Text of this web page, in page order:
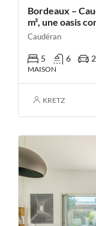
Bordeaux –
m², une oasis
Caudéran
5 6 2
MAISON
KRETZ